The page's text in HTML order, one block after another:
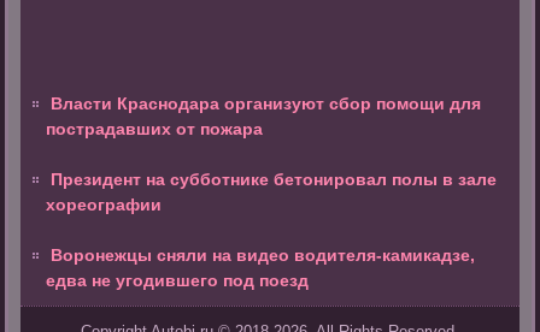
Власти Краснодара организуют сбор помощи для
пострадавших от пожара
Президент на субботнике бетонировал полы в зале
хореографии
Воронежцы сняли на видео водителя-камикадзе,
едва не угодившего под поезд